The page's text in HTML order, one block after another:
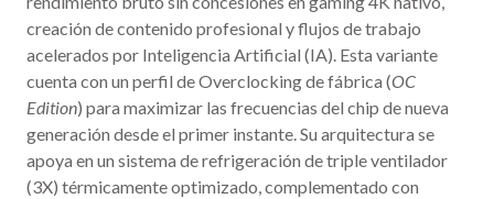
creación de contenido profesional y flujos de trabajo
acelerados por Inteligencia Artificial (IA). Esta variante
cuenta con un perfil de Overclocking de fábrica (OC
Edition) para maximizar las frecuencias del chip de nueva
generación desde el primer instante. Su arquitectura se
apoya en un sistema de refrigeración de triple ventilador
(3X) térmicamente optimizado, complementado con